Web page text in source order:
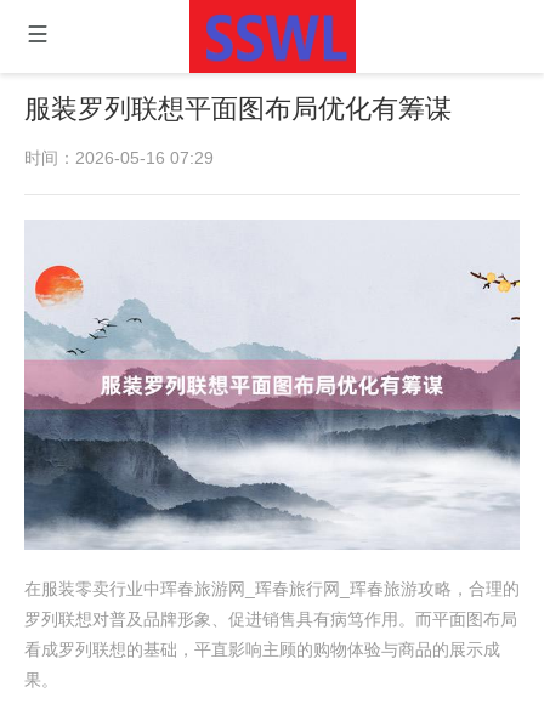
服装罗列联想平面图布局优化有筹谋
时间：2026-05-16 07:29
在服装零卖行业中珲春旅游网_珲春旅行网_珲春旅游攻略，合理的
罗列联想对普及品牌形象、促进销售具有病笃作用。而平面图布局
看成罗列联想的基础，平直影响主顾的购物体验与商品的展示成
果。